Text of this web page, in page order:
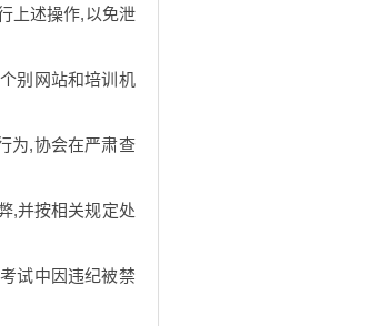
上述操作,以免泄
别网站和培训机
为,协会在严肃查
,并按相关规定处
试中因违纪被禁